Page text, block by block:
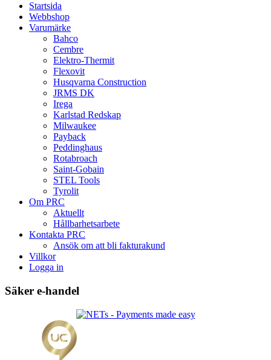
Startsida
Webbshop
Varumärke
Bahco
Cembre
Elektro-Thermit
Flexovit
Husqvarna Construction
JRMS DK
Irega
Karlstad Redskap
Milwaukee
Payback
Peddinghaus
Rotabroach
Saint-Gobain
STEL Tools
Tyrolit
Om PRC
Aktuellt
Hållbarhetsarbete
Kontakta PRC
Ansök om att bli fakturakund
Villkor
Logga in
Säker e-handel